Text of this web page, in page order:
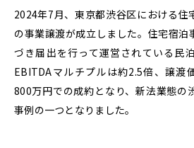
2024年7月、東京都渋谷区における住
の事業譲渡が成立しました。住宅宿
づき届出を行って運営されている民
EBITDAマルチプルは約2.5倍、譲渡
800万円での成約となり、新法業態の
事例の一つとなりました。